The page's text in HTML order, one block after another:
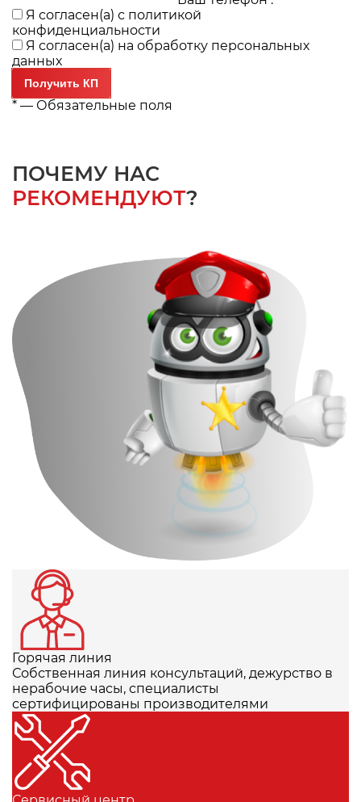
Я согласен(а) с политикой
конфиденциальности
Я согласен(а) на обработку персональных
данных
* — Обязательные поля
ПОЧЕМУ НАС
РЕКОМЕНДУЮТ?
Горячая линия
Собственная линия консультаций, дежурство в
нерабочие часы, специалисты
сертифицированы производителями